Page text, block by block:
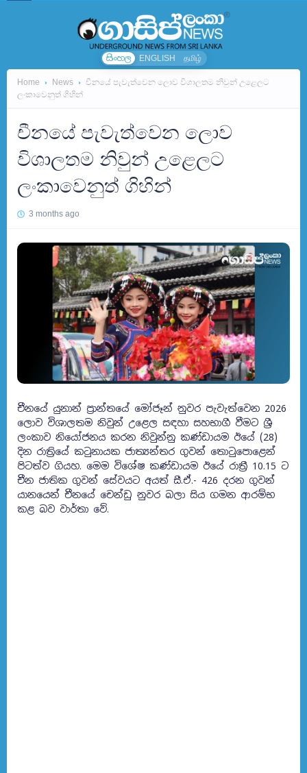
සිංහල ENGLISH தமிழ்
Home News
චීනයේ පැවැත්වෙන ලොව විශාලතම නිවුන් උළෙලට
ලංකාවෙනුත් ගිහින්
චීනයේ පැවැත්වෙන ලොව
විශාලතම නිවුන් උළෙලට
ලංකාවෙනුත් ගිහින්
3 months ago
චීනයේ යුනාන් ප්‍රාන්තයේ මෝජෑන් නුවර පැවැත්වෙන 2026
ලොව විශාලතම නිවුන් උළෙල සඳහා සහභාගී වීමට ශ්‍රී
ලංකාව නියෝජනය කරන නිවුන්නු කණ්ඩායම ඊයේ (28)
දින රාත්‍රියේ කටුනායක ජාත්‍යන්තර ගුවන් තොටුපොළෙන්
පිටත්ව ගියහ. මෙම විශේෂ කණ්ඩායම ඊයේ රාත්‍රී 10.15 ට
චීන ජාතික ගුවන් සේවයට අයත් සී.ඒ.- 426 දරන ගුවන්
යානයෙන් චීනයේ චෙන්ඩු නුවර බලා සිය ගමන ආරම්භ
කළ බව වාර්තා වේ.